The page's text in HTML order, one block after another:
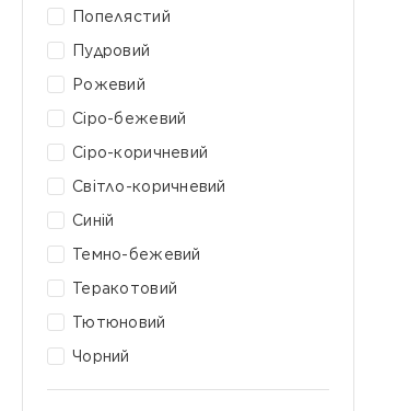
Попелястий
Пудровий
Рожевий
Сіро-бежевий
Сіро-коричневий
Світло-коричневий
Синій
Темно-бежевий
Теракотовий
Тютюновий
Чорний